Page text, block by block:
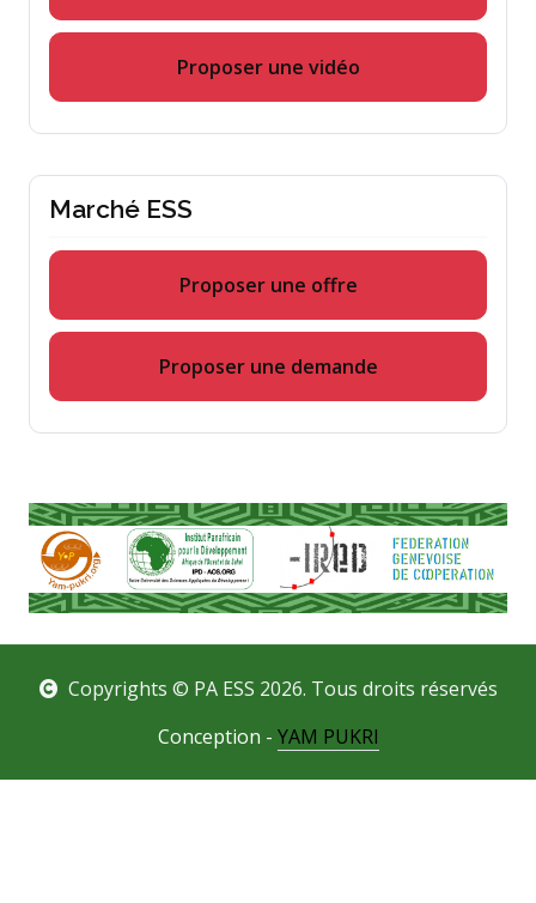
Proposer une vidéo
Marché ESS
Proposer une offre
Proposer une demande
Copyrights © PA ESS 2026. Tous droits réservés
Conception - YAM PUKRI